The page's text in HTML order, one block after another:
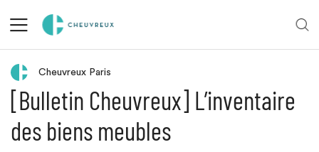
Retour aux actualités
Cheuvreux Paris
[Bulletin Cheuvreux] L’inventaire
des biens meubles